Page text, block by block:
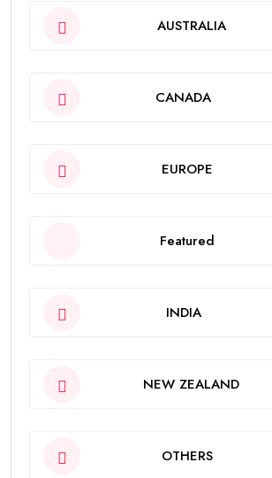
AUSTRALIA
CANADA
EUROPE
Featured
INDIA
NEW ZEALAND
OTHERS